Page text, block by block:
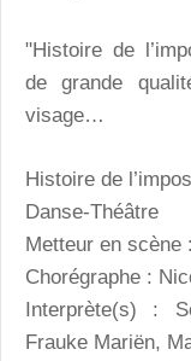
"Histoire de
de grande
visage…
Histoire de
Danse-Théâtre
Metteur en scène
Chorégraphe :
Interprète(s) :
Frauke Mariën,